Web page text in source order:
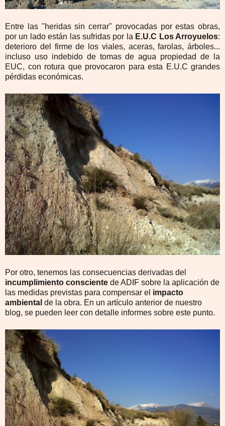
Entre las "heridas sin cerrar" provocadas por estas obras,
por un lado están las sufridas por la E.U.C Los Arroyuelos:
deterioro del firme de los viales, aceras, farolas, árboles...
incluso uso indebido de tomas de agua propiedad de la
EUC, con rotura que provocaron para esta E.U.C grandes
pérdidas económicas.
Por otro, tenemos las consecuencias derivadas del
incumplimiento consciente de ADIF sobre la aplicación de
las medidas previstas para compensar el impacto
ambiental de la obra. En un artículo anterior de nuestro
blog, se pueden leer con detalle informes sobre este punto.